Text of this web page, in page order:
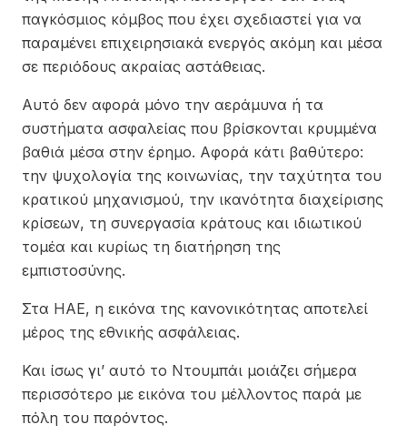
παγκόσμιος κόμβος που έχει σχεδιαστεί για να
παραμένει επιχειρησιακά ενεργός ακόμη και μέσα
σε περιόδους ακραίας αστάθειας.
Αυτό δεν αφορά μόνο την αεράμυνα ή τα
συστήματα ασφαλείας που βρίσκονται κρυμμένα
βαθιά μέσα στην έρημο. Αφορά κάτι βαθύτερο:
την ψυχολογία της κοινωνίας, την ταχύτητα του
κρατικού μηχανισμού, την ικανότητα διαχείρισης
κρίσεων, τη συνεργασία κράτους και ιδιωτικού
τομέα και κυρίως τη διατήρηση της
εμπιστοσύνης.
Στα ΗΑΕ, η εικόνα της κανονικότητας αποτελεί
μέρος της εθνικής ασφάλειας.
Και ίσως γι’ αυτό το Ντουμπάι μοιάζει σήμερα
περισσότερο με εικόνα του μέλλοντος παρά με
πόλη του παρόντος.